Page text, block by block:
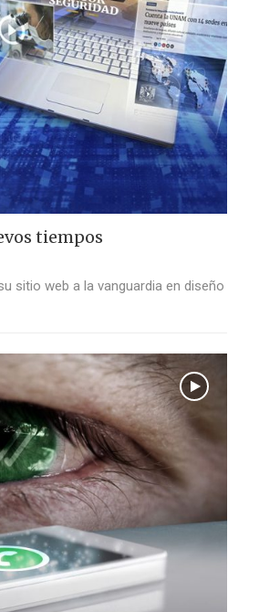
tiempos
sitio web a la vanguardia en diseño